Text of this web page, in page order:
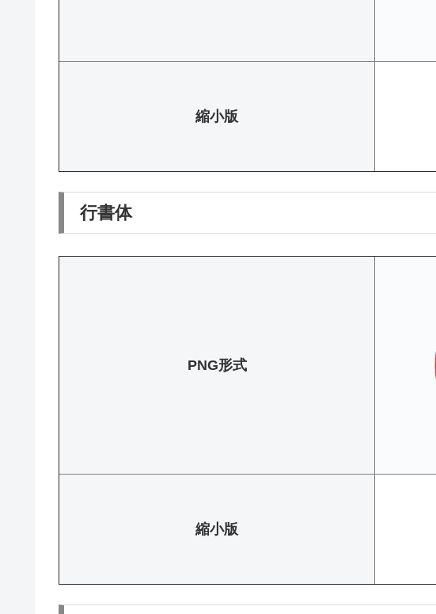
縮小版
行書体
PNG形式
縮小版